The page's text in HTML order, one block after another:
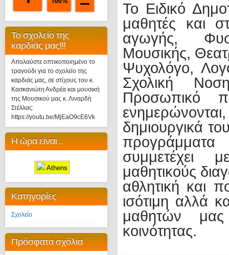
Το σχολείο της
καρδιάς μας!!!
Απολαύστε οπτικοποιημένο το
τραγούδι για το σχολείο της
καρδιάς μας, σε στίχους του κ.
Κασκανιώτη Ανδρέα και μουσική
της Μουσικού μας κ. Λιναρδή
Στέλλας:
https://youtu.be/MjEaO9cE6Vk
Η ώρα είναι ..
Athens
Κατηγορίες
Σχολείο
Πρόσφατα σχόλια
Το Ειδικό
μαθητές και
αγωγής,
Μουσικής,
Ψυχολόγο,
Σχολική
Προσωπικό
δημιουργικά
προγράμματα
συμμετέχει
μαθητικούς
αθλητική και
ισότιμη αλλά
μαθητών
κοινότητας.